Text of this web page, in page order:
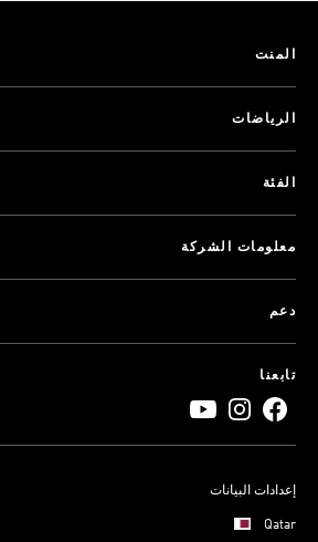
المنت
الرياضات
الفئة
معلومات الشركة
دعم
تابعنا
إعدادات البيانات
Qatar